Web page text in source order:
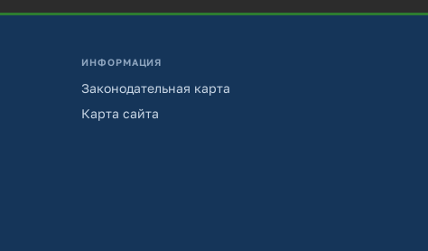
ИНФОРМАЦИЯ
Законодательная карта
Карта сайта